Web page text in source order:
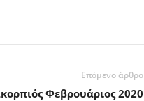
Επόμενο άρθρο
Φεβρουάριος 2020